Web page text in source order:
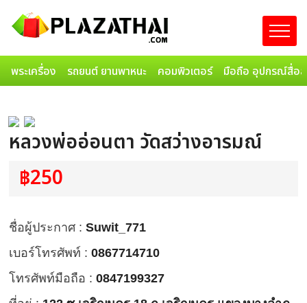
พระเครื่อง รถยนต์ ยานพาหนะ คอมพิวเตอร์ มือถือ อุปกรณ์สื่อส
หลวงพ่ออ่อนตา วัดสว่างอารมณ์
฿250
ชื่อผู้ประกาศ : Suwit_771
เบอร์โทรศัพท์ : 0867714710
โทรศัพท์มือถือ : 0847199327